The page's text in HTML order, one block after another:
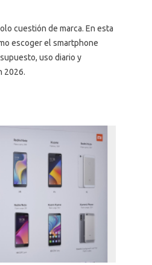
cuestión de marca. En esta
escoger el smartphone
uso diario y
2026.